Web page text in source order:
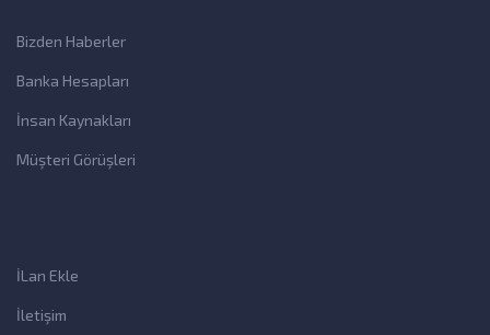
Bizden Haberler
Banka Hesapları
İnsan Kaynakları
Müşteri Görüşleri
İLan Ekle
İletişim